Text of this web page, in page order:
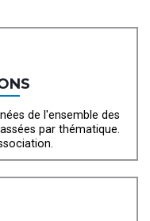
de l'ensemble des
par thématique.